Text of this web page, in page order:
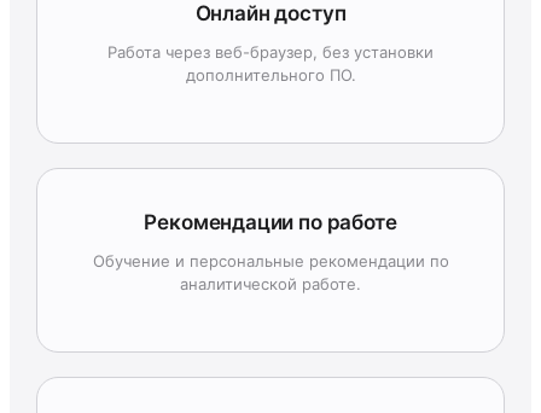
Онлайн доступ
Работа через веб-браузер, без установки
дополнительного ПО.
Рекомендации по работе
Обучение и персональные рекомендации по
аналитической работе.